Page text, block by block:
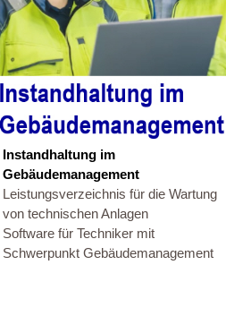
Instandhaltung im
Gebäudemanagement
Leistungsverzeichnis für die Wartung
von technischen Anlagen
Software für Techniker mit
Schwerpunkt Gebäudemanagement